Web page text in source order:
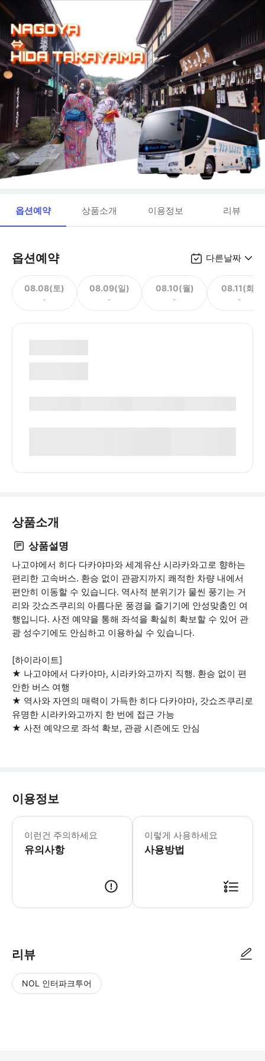
옵션예약 상품소개 이용정보 리뷰
옵션예약 다른날짜
08.08(토)
-
08.09(일)
-
08.10(월)
-
08.11(화)
-
상품소개
상품설명
나고야에서 히다 다카야마와 세계유산 시라카와고로 향하는
편리한 고속버스. 환승 없이 관광지까지 쾌적한 차량 내에서
편안히 이동할 수 있습니다. 역사적 분위기가 물씬 풍기는 거
리와 갓쇼즈쿠리의 아름다운 풍경을 즐기기에 안성맞춤인 여
행입니다. 사전 예약을 통해 좌석을 확실히 확보할 수 있어 관
광 성수기에도 안심하고 이용하실 수 있습니다.
[하이라이트]
★ 나고야에서 다카야마, 시라카와고까지 직행. 환승 없이 편
안한 버스 여행
★ 역사와 자연의 매력이 가득한 히다 다카야마, 갓쇼즈쿠리로
유명한 시라카와고까지 한 번에 접근 가능
★ 사전 예약으로 좌석 확보, 관광 시즌에도 안심
이용정보
이런건 주의하세요
유의사항
이용 인원에는 영유아와 어린이의 인
이렇게 사용하세요
사용방법
리뷰
NOL 인터파크투어